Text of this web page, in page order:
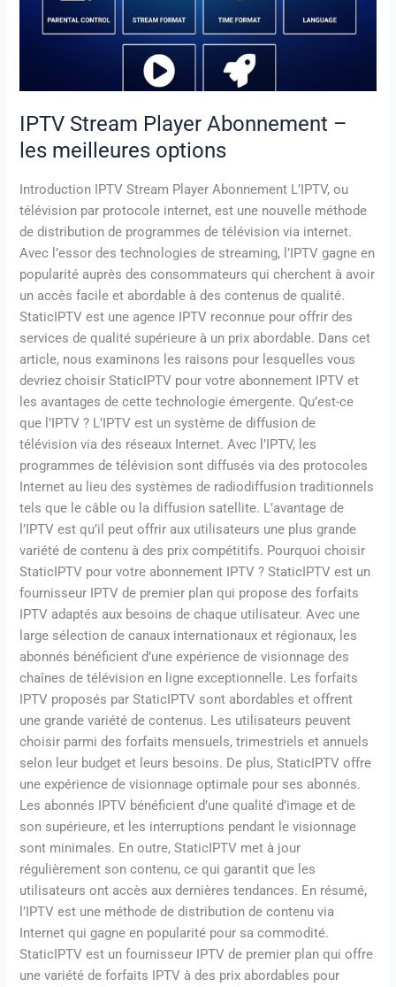
IPTV Stream Player Abonnement –
les meilleures options
Introduction IPTV Stream Player Abonnement L’IPTV, ou
télévision par protocole internet, est une nouvelle méthode
de distribution de programmes de télévision via internet.
Avec l’essor des technologies de streaming, l’IPTV gagne en
popularité auprès des consommateurs qui cherchent à avoir
un accès facile et abordable à des contenus de qualité.
StaticIPTV est une agence IPTV reconnue pour offrir des
services de qualité supérieure à un prix abordable. Dans cet
article, nous examinons les raisons pour lesquelles vous
devriez choisir StaticIPTV pour votre abonnement IPTV et
les avantages de cette technologie émergente. Qu’est-ce
que l’IPTV ? L’IPTV est un système de diffusion de
télévision via des réseaux Internet. Avec l’IPTV, les
programmes de télévision sont diffusés via des protocoles
Internet au lieu des systèmes de radiodiffusion traditionnels
tels que le câble ou la diffusion satellite. L’avantage de
l’IPTV est qu’il peut offrir aux utilisateurs une plus grande
variété de contenu à des prix compétitifs. Pourquoi choisir
StaticIPTV pour votre abonnement IPTV ? StaticIPTV est un
fournisseur IPTV de premier plan qui propose des forfaits
IPTV adaptés aux besoins de chaque utilisateur. Avec une
large sélection de canaux internationaux et régionaux, les
abonnés bénéficient d’une expérience de visionnage des
chaînes de télévision en ligne exceptionnelle. Les forfaits
IPTV proposés par StaticIPTV sont abordables et offrent
une grande variété de contenus. Les utilisateurs peuvent
choisir parmi des forfaits mensuels, trimestriels et annuels
selon leur budget et leurs besoins. De plus, StaticIPTV offre
une expérience de visionnage optimale pour ses abonnés.
Les abonnés IPTV bénéficient d’une qualité d’image et de
son supérieure, et les interruptions pendant le visionnage
sont minimales. En outre, StaticIPTV met à jour
régulièrement son contenu, ce qui garantit que les
utilisateurs ont accès aux dernières tendances. En résumé,
l’IPTV est une méthode de distribution de contenu via
Internet qui gagne en popularité pour sa commodité.
StaticIPTV est un fournisseur IPTV de premier plan qui offre
une variété de forfaits IPTV à des prix abordables pour